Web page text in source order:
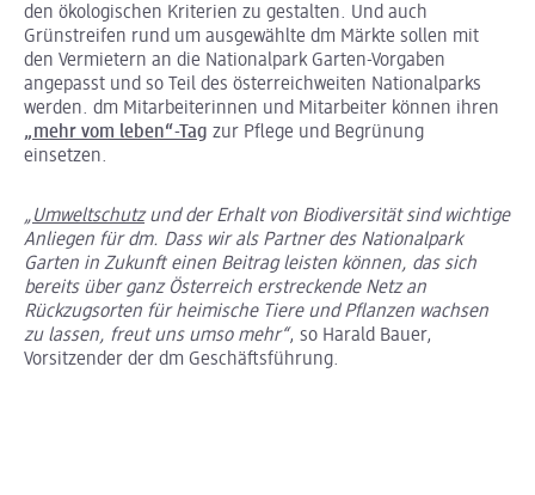
den ökologischen Kriterien zu gestalten. Und auch
Grünstreifen rund um ausgewählte dm Märkte sollen mit
den Vermietern an die Nationalpark Garten-Vorgaben
angepasst und so Teil des österreichweiten Nationalparks
werden. dm Mitarbeiterinnen und Mitarbeiter können ihren
„mehr vom leben“-Tag zur Pflege und Begrünung
einsetzen.
„Umweltschutzund der Erhalt von Biodiversität sind wichtige
Anliegen für dm. Dass wir als Partner des Nationalpark
Garten in Zukunft einen Beitrag leisten können, das sich
bereits über ganz Österreich erstreckende Netz an
Rückzugsorten für heimische Tiere und Pflanzen wachsen
zu lassen, freut uns umso mehr“, so Harald Bauer,
Vorsitzender der dm Geschäftsführung.